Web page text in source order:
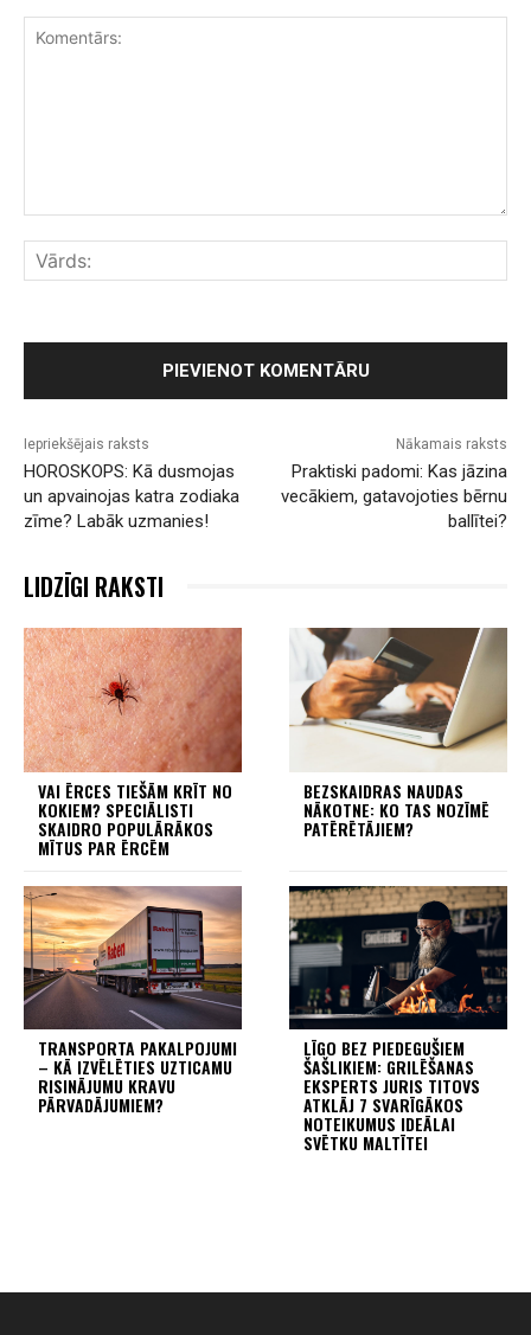
Iepriekšējais raksts
HOROSKOPS: Kā dusmojas
un apvainojas katra zodiaka
zīme? Labāk uzmanies!
Nākamais raksts
Praktiski padomi: Kas jāzina
vecākiem, gatavojoties bērnu
ballītei?
LIDZĪGI RAKSTI
VAI ĒRCES TIEŠĀM KRĪT NO
KOKIEM? SPECIĀLISTI
SKAIDRO POPULĀRĀKOS
MĪTUS PAR ĒRCĒM
BEZSKAIDRAS NAUDAS
NĀKOTNE: KO TAS NOZĪMĒ
PATĒRĒTĀJIEM?
TRANSPORTA PAKALPOJUMI
– KĀ IZVĒLĒTIES UZTICAMU
RISINĀJUMU KRAVU
PĀRVADĀJUMIEM?
LĪGO BEZ PIEDEGUŠIEM
ŠAŠLIKIEM: GRILĒŠANAS
EKSPERTS JURIS TITOVS
ATKLĀJ 7 SVARĪGĀKOS
NOTEIKUMUS IDEĀLAI
SVĒTKU MALTĪTEI